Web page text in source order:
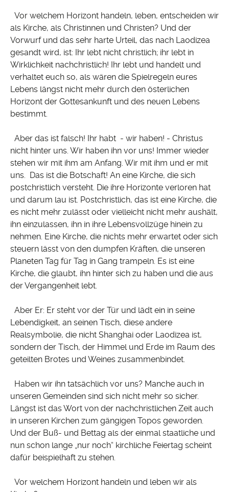
Vor welchem Horizont handeln, leben, entscheiden wir
als Kirche, als Christinnen und Christen? Und der
Vorwurf und das sehr harte Urteil, das nach Laodizea
gesandt wird, ist: Ihr lebt nicht christlich; ihr lebt in
Wirklichkeit nachchristlich! Ihr lebt und handelt und
verhaltet euch so, als wären die Spielregeln eures
Lebens längst nicht mehr durch den österlichen
Horizont der Gottesankunft und des neuen Lebens
bestimmt.
Aber das ist falsch! Ihr habt - wir haben! - Christus
nicht hinter uns. Wir haben ihn vor uns! Immer wieder
stehen wir mit ihm am Anfang. Wir mit ihm und er mit
uns. Das ist die Botschaft! An eine Kirche, die sich
postchristlich versteht. Die ihre Horizonte verloren hat
und darum lau ist. Postchristlich, das ist eine Kirche, die
es nicht mehr zulässt oder vielleicht nicht mehr aushält,
ihn einzulassen, ihn in ihre Lebensvollzüge hinein zu
nehmen. Eine Kirche, die nichts mehr erwartet oder sich
steuern lässt von den dumpfen Kräften, die unseren
Planeten Tag für Tag in Gang trampeln. Es ist eine
Kirche, die glaubt, ihn hinter sich zu haben und die aus
der Vergangenheit lebt.
Aber Er: Er steht vor der Tür und lädt ein in seine
Lebendigkeit, an seinen Tisch, diese andere
Realsymbolie, die nicht Shanghai oder Laodizea ist,
sondern der Tisch, der Himmel und Erde im Raum des
geteilten Brotes und Weines zusammenbindet.
Haben wir ihn tatsächlich vor uns? Manche auch in
unseren Gemeinden sind sich nicht mehr so sicher.
Längst ist das Wort von der nachchristlichen Zeit auch
in unseren Kirchen zum gängigen Topos geworden.
Und der Buß- und Bettag als der einmal staatliche und
nun schon lange „nur noch“ kirchliche Feiertag scheint
dafür beispielhaft zu stehen.
Vor welchem Horizont handeln und leben wir als